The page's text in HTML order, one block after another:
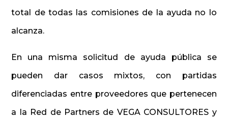
total de todas las comisiones de la ayuda no lo
alcanza.
En una misma solicitud de ayuda pública se
pueden dar casos mixtos, con partidas
diferenciadas entre proveedores que pertenecen
a la Red de Partners de VEGA CONSULTORES y